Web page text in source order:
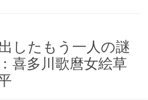
したもう一人の謎
喜多川歌麿女絵草